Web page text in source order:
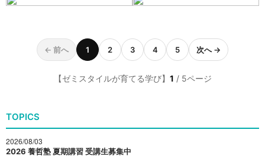
← 前へ 1 2 3 4 5 次へ →
【ゼミスタイルが育てる学び】 1 / 5ページ
TOPICS
2026/08/03
2026 養哲塾 夏期講習 受講生募集中